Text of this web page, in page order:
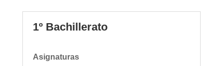
1º Bachillerato
Asignaturas